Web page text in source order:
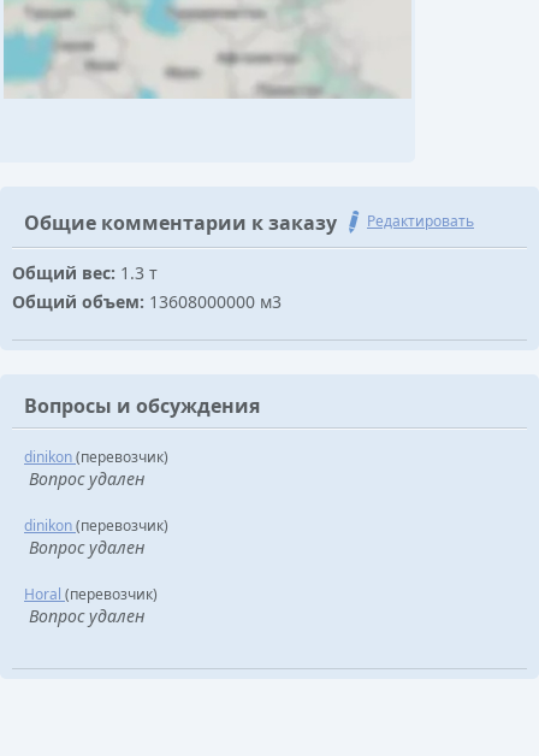
Общие комментарии к заказу Редактировать
Общий вес: 1.3 т
Общий объем: 13608000000 м3
Вопросы и обсуждения
dinikon(перевозчик)
Вопрос удален
dinikon(перевозчик)
Вопрос удален
Horal (перевозчик)
Вопрос удален